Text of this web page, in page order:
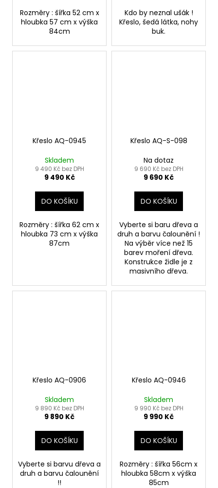
Rozměry : šířka 52 cm x
hloubka 57 cm x výška
84cm
Kdo by neznal ušák !
Křeslo, šedá látka, nohy
buk.
Křeslo AQ-0945
Skladem
9 490 Kč bez DPH
9 490 Kč
DO KOŠÍKU
Rozměry : šířka 62 cm x
hloubka 73 cm x výška
87cm
Křeslo AQ-S-098
Na dotaz
9 690 Kč bez DPH
9 690 Kč
DO KOŠÍKU
Vyberte si baru dřeva a
druh a barvu čalounění !
Na výběr více než 15
barev moření dřeva.
Konstrukce židle je z
masivního dřeva.
Křeslo AQ-0906
Skladem
9 890 Kč bez DPH
9 890 Kč
DO KOŠÍKU
Vyberte si barvu dřeva a
druh a barvu čalounění
!!
Křeslo AQ-0946
Skladem
9 990 Kč bez DPH
9 990 Kč
DO KOŠÍKU
Rozměry : šířka 56cm x
hloubka 58cm x výška
85cm